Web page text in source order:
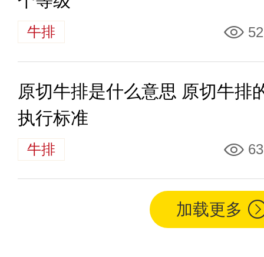
牛排
原切牛排是什么意思 原切牛排
执行标准
牛排
加载更多